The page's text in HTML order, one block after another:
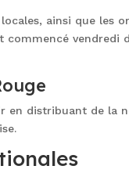
ainsi que les
commencé
en distribuant de la